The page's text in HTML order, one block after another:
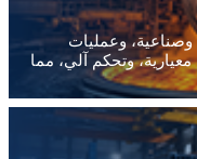
وصناعية، وعمليات
وتحكم آلي، مما